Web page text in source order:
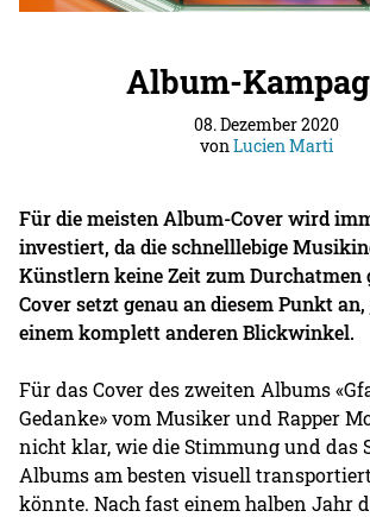
Album-
08. Dezember 2020
vonLucien Marti
Für die meisten Album-Cover wird
investiert, da die schnelllebige
Künstlern keine Zeit zum Durchatmen
Cover setzt genau an diesem Punkt an,
einem komplett anderen Blickwinkel.
Für das Cover des zweiten Albums
Gedanke» vom Musiker und Rapper
nicht klar, wie die Stimmung und das
Albums am besten visuell
könnte. Nach fast einem halben Jahr